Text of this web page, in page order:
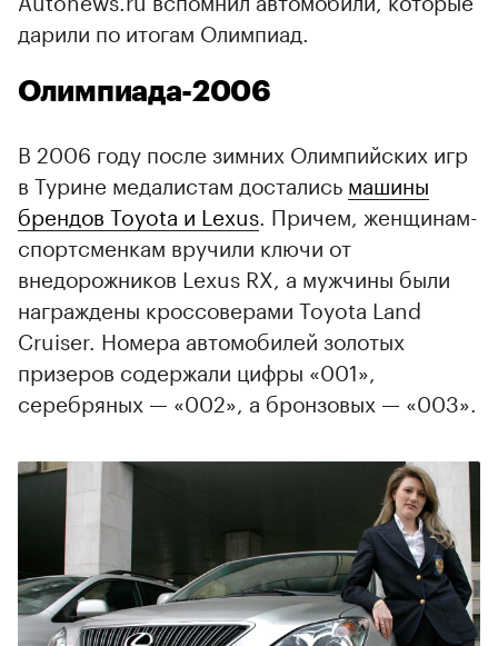
дарили по итогам Олимпиад.
Олимпиада-2006
В 2006 году после зимних Олимпийских игр
в Турине медалистам достались машины
брендов Toyota и Lexus . Причем, женщинам-
спортсменкам вручили ключи от
внедорожников Lexus RX, а мужчины были
награждены кроссоверами Toyota Land
Cruiser. Номера автомобилей золотых
призеров содержали цифры «001»,
серебряных — «002», а бронзовых — «003».